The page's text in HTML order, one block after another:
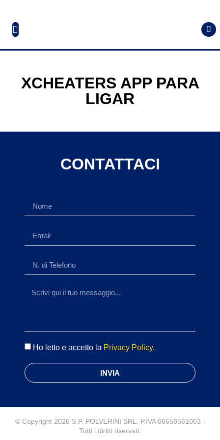
XCHEATERS APP PARA
LIGAR
CONTATTACI
Ho letto e accetto la Privacy Policy.
INVIA
© Copyright 2026 S.P. POLVERINI SRL. P.IVA 06658561003 -
Tutti i diritti riservati.